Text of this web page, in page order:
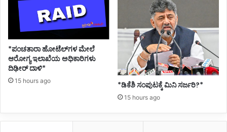
*ಪಂಚತಾರಾ ಹೋಟೆಲ್‌ಗಳ ಮೇಲೆ
ಆರೋಗ್ಯ ಇಲಾಖೆಯ ಅಧಿಕಾರಿಗಳು
ದಿಢೀರ್ ದಾಳಿ*
15 hours ago *ಡಿಕೆಶಿ ಸಂಪುಟಕ್ಕೆ ಮಿನಿ ಸರ್ಜರಿ?*
15 hours ago